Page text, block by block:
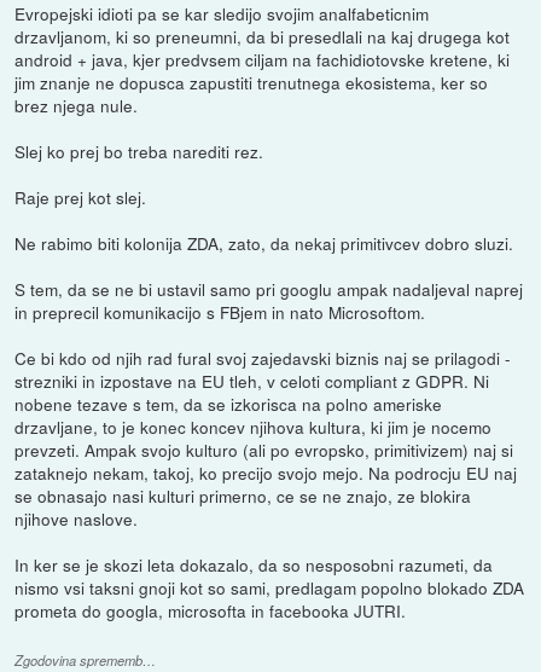
Evropejski idioti pa se kar sledijo svojim analfabeticnim
drzavljanom, ki so preneumni, da bi presedlali na kaj drugega kot
android + java, kjer predvsem ciljam na fachidiotovske kretene, ki
jim znanje ne dopusca zapustiti trenutnega ekosistema, ker so
brez njega nule.
Slej ko prej bo treba narediti rez.
Raje prej kot slej.
Ne rabimo biti kolonija ZDA, zato, da nekaj primitivcev dobro sluzi.
S tem, da se ne bi ustavil samo pri googlu ampak nadaljeval naprej
in preprecil komunikacijo s FBjem in nato Microsoftom.
Ce bi kdo od njih rad fural svoj zajedavski biznis naj se prilagodi -
strezniki in izpostave na EU tleh, v celoti compliant z GDPR. Ni
nobene tezave s tem, da se izkorisca na polno ameriske
drzavljane, to je konec koncev njihova kultura, ki jim je nocemo
prevzeti. Ampak svojo kulturo (ali po evropsko, primitivizem) naj si
zataknejo nekam, takoj, ko precijo svojo mejo. Na podrocju EU naj
se obnasajo nasi kulturi primerno, ce se ne znajo, ze blokira
njihove naslove.
In ker se je skozi leta dokazalo, da so nesposobni razumeti, da
nismo vsi taksni gnoji kot so sami, predlagam popolno blokado ZDA
prometa do googla, microsofta in facebooka JUTRI.
Zgodovina sprememb…